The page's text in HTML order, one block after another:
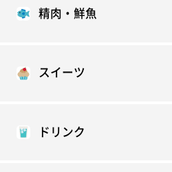
精肉・鮮魚
スイーツ
ドリンク